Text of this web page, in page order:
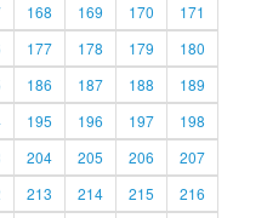
168 169 170
171
177 178 179
180
186 187 188
189
195 196 197
198
204 205 206
207
213 214 215
216